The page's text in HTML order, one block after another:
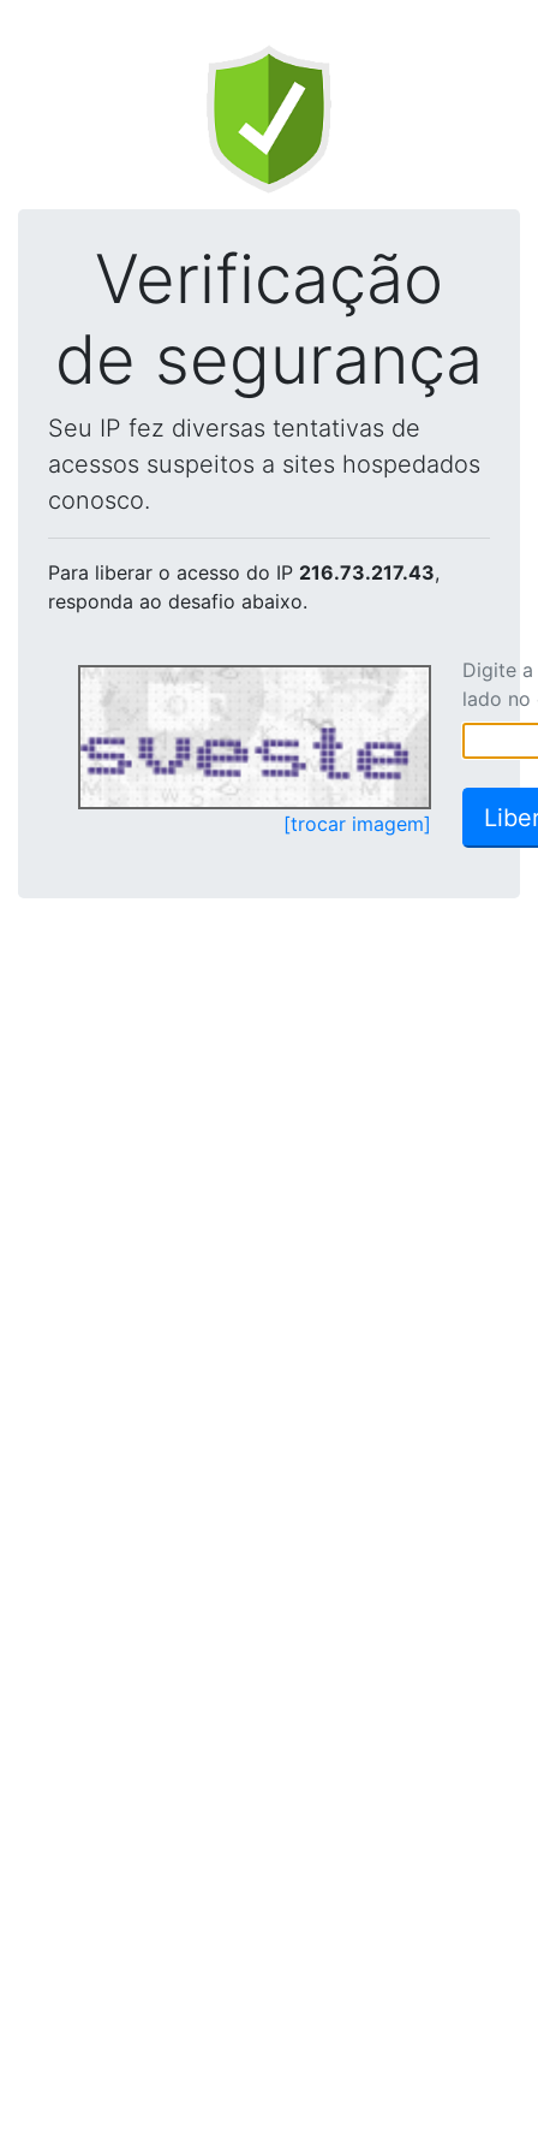
Verificação
de segurança
Seu IP fez diversas tentativas de
acessos suspeitos a sites hospedados
conosco.
Para liberar o acesso do IP 216.73.217.43,
responda ao desafio abaixo.
[trocar imagem]
Digite
lado no